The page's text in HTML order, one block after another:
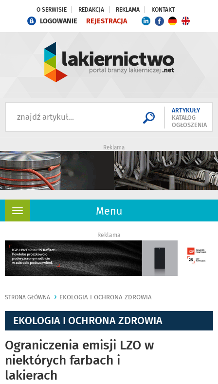
O SERWISIE REDAKCJA REKLAMA KONTAKT
LOGOWANIE REJESTRACJA
ARTYKUŁY
KATALOG
OGŁOSZENIA
Reklama
Menu
Rozwiń
Reklama
STRONA GŁÓWNA EKOLOGIA I OCHRONA ZDROWIA
EKOLOGIA I OCHRONA ZDROWIA
Ograniczenia emisji LZO w
niektórych farbach i
lakierach